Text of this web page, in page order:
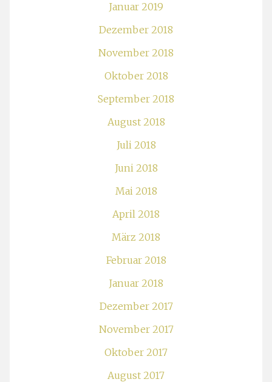
Januar 2019
Dezember 2018
November 2018
Oktober 2018
September 2018
August 2018
Juli 2018
Juni 2018
Mai 2018
April 2018
März 2018
Februar 2018
Januar 2018
Dezember 2017
November 2017
Oktober 2017
August 2017